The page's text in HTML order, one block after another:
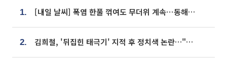
1. [내일 날씨] 폭염 한풀 꺾여도 무더위 계속⋯동해안 이틀 연속 비
2. 김희철, '뒤집힌 태극기' 지적 후 정치색 논란…"좌우 떠나 우리나라 국기"